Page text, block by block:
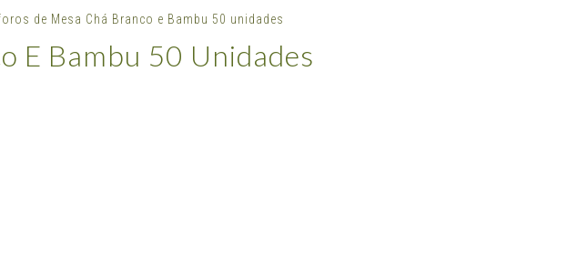
de Mesa Chá Branco e Bambu 50 unidades
E Bambu 50 Unidades